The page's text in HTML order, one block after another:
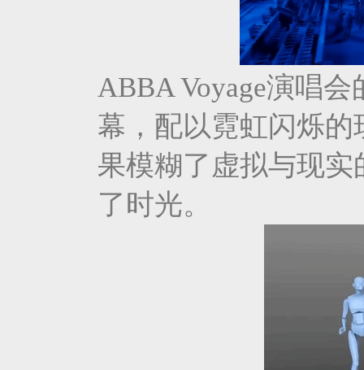
ABBA Voyage演唱
幕，配以霓虹闪烁
果模糊了虚拟与现
了时光。